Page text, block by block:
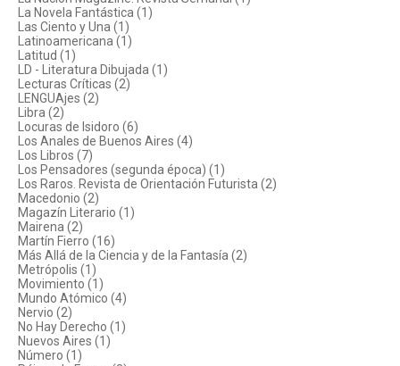
La Novela Fantástica (1)
Las Ciento y Una (1)
Latinoamericana (1)
Latitud (1)
LD - Literatura Dibujada (1)
Lecturas Críticas (2)
LENGUAjes (2)
Libra (2)
Locuras de Isidoro (6)
Los Anales de Buenos Aires (4)
Los Libros (7)
Los Pensadores (segunda época) (1)
Los Raros. Revista de Orientación Futurista (2)
Macedonio (2)
Magazín Literario (1)
Mairena (2)
Martín Fierro (16)
Más Allá de la Ciencia y de la Fantasía (2)
Metrópolis (1)
Movimiento (1)
Mundo Atómico (4)
Nervio (2)
No Hay Derecho (1)
Nuevos Aires (1)
Número (1)